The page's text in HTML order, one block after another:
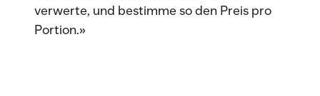
verwerte, und bestimme so den Preis pro
Portion.»